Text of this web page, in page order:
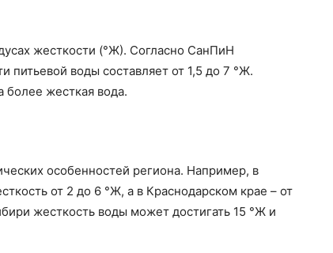
жесткости (°Ж). Согласно СанПиН
питьевой воды составляет от 1,5 до 7 °Ж.
более жесткая вода.
особенностей региона. Например, в
от 2 до 6 °Ж, а в Краснодарском крае – от
жесткость воды может достигать 15 °Ж и